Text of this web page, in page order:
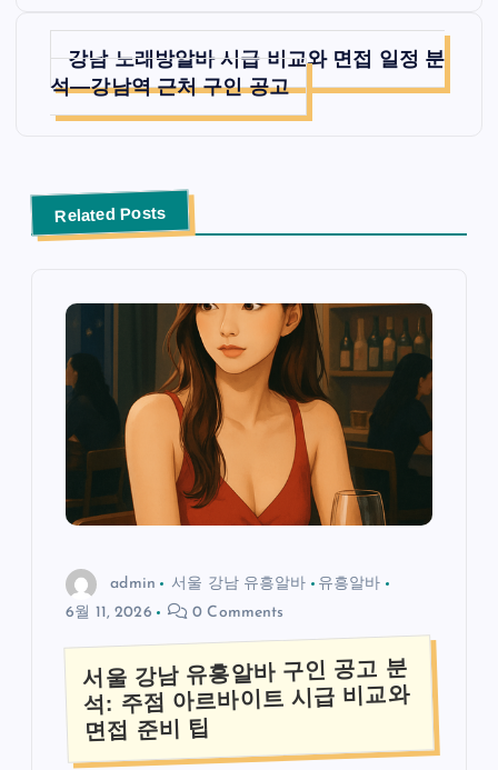
강남 노래방알바 시급 비교와 면접 일정 분
석—강남역 근처 구인 공고
Related Posts
admin 서울 강남 유흥알바
유흥알바
6월 11, 2026
0 Comments
서울 강남 유흥알바 구인 공고 분
석: 주점 아르바이트 시급 비교와
면접 준비 팁